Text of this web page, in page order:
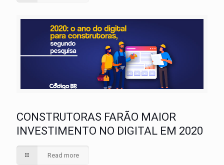
CONSTRUTORAS FARÃO MAIOR
INVESTIMENTO NO DIGITAL EM 2020
Read more